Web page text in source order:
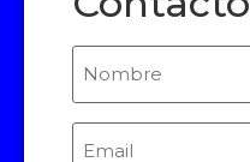
Nombre
Email
(Required)